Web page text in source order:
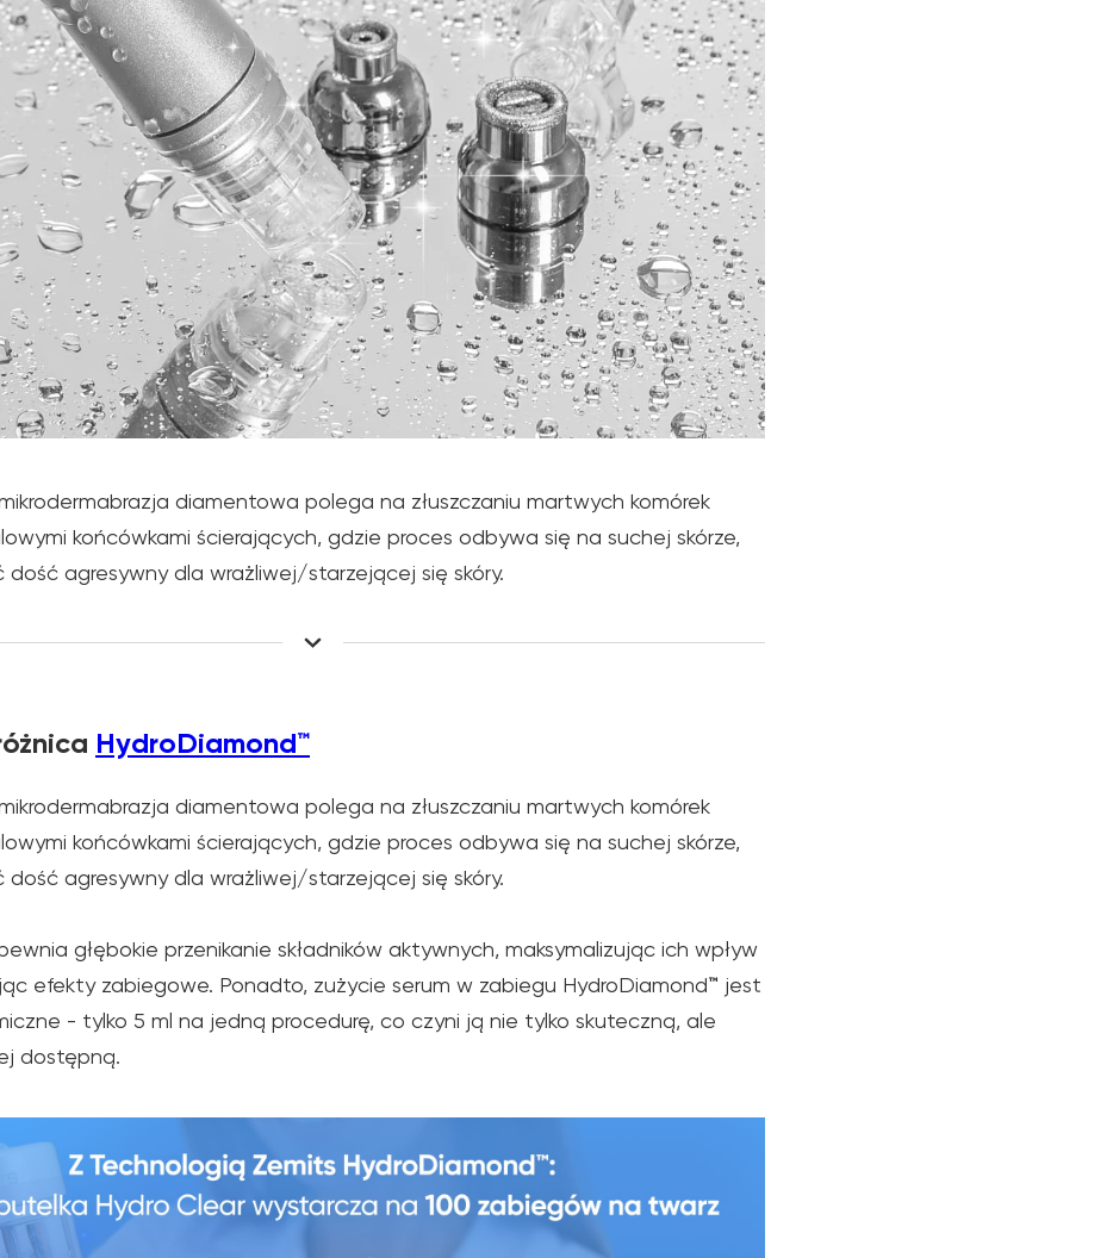
diamentowa polega na złuszczaniu martwych komórek
końcówkami ścierających, gdzie proces odbywa się na suchej skórze,
dość agresywny dla wrażliwej/starzejącej się skóry.
HydroDiamond™
diamentowa polega na złuszczaniu martwych komórek
końcówkami ścierających, gdzie proces odbywa się na suchej skórze,
dość agresywny dla wrażliwej/starzejącej się skóry.
głębokie przenikanie składników aktywnych, maksymalizując ich wpływ
efekty zabiegowe. Ponadto, zużycie serum w zabiegu HydroDiamond™ jest
- tylko 5 ml na jedną procedurę, co czyni ją nie tylko skuteczną, ale
dostępną.